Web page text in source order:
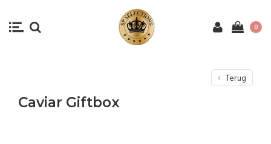
0
Terug
Caviar Giftbox